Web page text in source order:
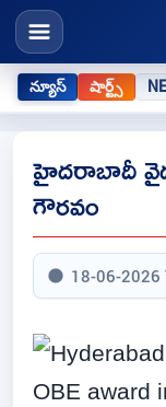
న్యూస్ షార్ట్స్
హైదరాబాదీ
గౌరవం
18-06-2026